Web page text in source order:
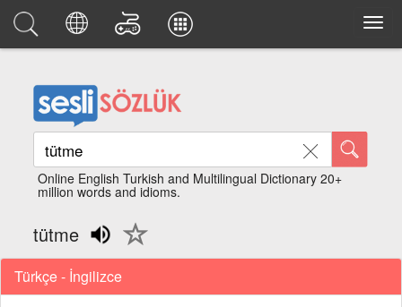
Online English Turkish and Multilingual Dictionary 20+
million words and idioms.
tütme
Türkçe - İngilizce